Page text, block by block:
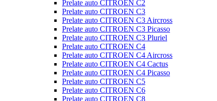
Prelate auto CITROEN C2
Prelate auto CITROEN C3
Prelate auto CITROEN C3 Aircross
Prelate auto CITROEN C3 Picasso
Prelate auto CITROEN C3 Pluriel
Prelate auto CITROEN C4
Prelate auto CITROEN C4 Aircross
Prelate auto CITROEN C4 Cactus
Prelate auto CITROEN C4 Picasso
Prelate auto CITROEN C5
Prelate auto CITROEN C6
Prelate auto CITROEN C8